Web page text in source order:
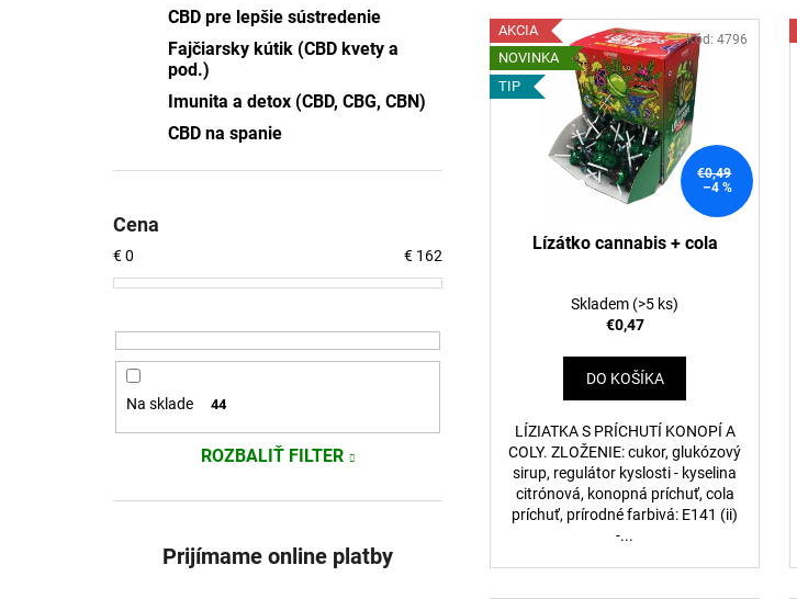
CBD pre lepšie sústredenie
Fajčiarsky kútik (CBD kvety a
pod.)
Imunita a detox (CBD, CBG, CBN)
CBD na spanie
Cena
€0 € 162
Na sklade 44
ROZBALIŤ FILTER
Prijímame online platby
n
i
e
V
ý
p
i
AKCIA
NOVINKA
TIP
€0,49
–4 %
Lízátko cannabis + cola
Skladem (>5 ks)
€0,47
DO KOŠÍKA
LÍZIATKA S PRÍCHUTÍ KONOPÍ A
COLY. ZLOŽENIE: cukor, glukózový
sirup, regulátor kyslosti - kyselina
citrónová, konopná príchuť, cola
príchuť, prírodné farbivá: E141 (ii)
-...
Kód:4796